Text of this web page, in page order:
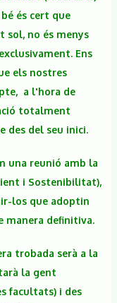
és cert que
sol, no és menys
Ens
els nostres
a l'hora de
totalment
des del seu inici.
una reunió amb la
i Sostenibilitat),
los que adoptin
definitiva.
trobada serà a la
la gent
facultats) i des